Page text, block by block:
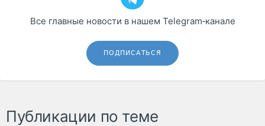
Все главные новости в нашем Telegram‑канале
ПОДПИСАТЬСЯ
Публикации по теме